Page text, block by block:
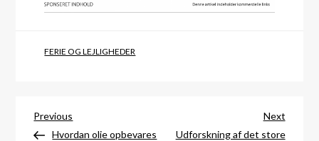
FERIE OG LEJLIGHEDER
Indlægsnavigation
Previous
Post
Previous
Hvordan olie opbevares
Next
Post
Next
Udforskning af det store